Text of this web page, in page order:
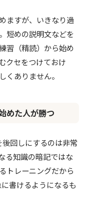
ますが、いきなり過
短めの説明文などを
習（精読）から始め
クセをつけておけ
くありません。
めた人が勝つ
回しにするのは非常
る知識の暗記ではな
トレーニングだから
書けるようになるも